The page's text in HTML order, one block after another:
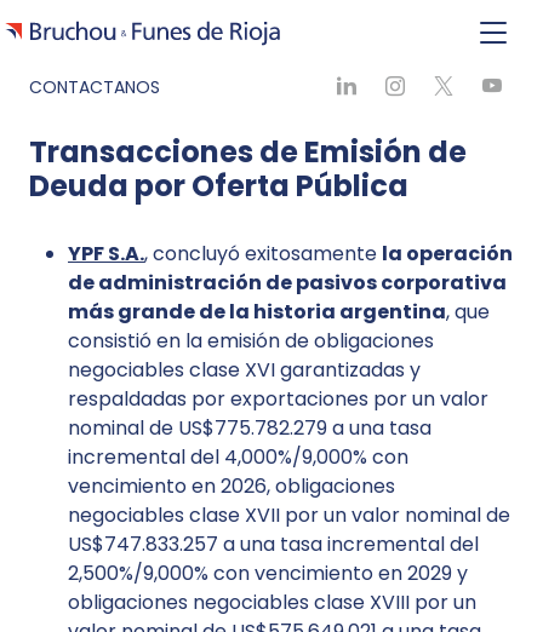
CONTACTANOS
Transacciones de Emisión de
Deuda por Oferta Pública
YPF S.A., concluyó exitosamente la operación
de administración de pasivos corporativa
más grande de la historia argentina, que
consistió en la emisión de obligaciones
negociables clase XVI garantizadas y
respaldadas por exportaciones por un valor
nominal de US$775.782.279 a una tasa
incremental del 4,000%/9,000% con
vencimiento en 2026, obligaciones
negociables clase XVII por un valor nominal de
US$747.833.257 a una tasa incremental del
2,500%/9,000% con vencimiento en 2029 y
obligaciones negociables clase XVIII por un